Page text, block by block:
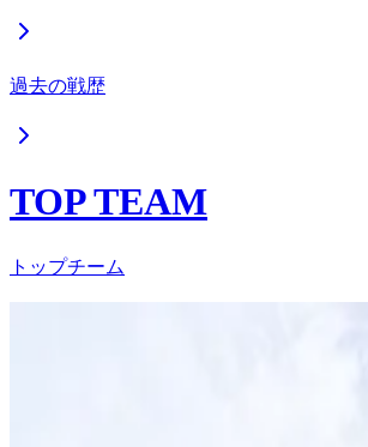
過去の戦歴
TOP TEAM
トップチーム